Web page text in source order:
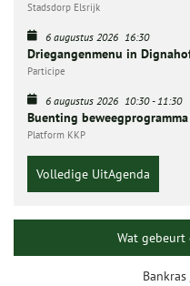
Stadsdorp Elsrijk
6 augustus 2026 16:30
Driegangenmenu in
Participe
6 augustus 2026 10:30-11:30
Buenting
Platform KKP
Volledige UitAgenda
Wat